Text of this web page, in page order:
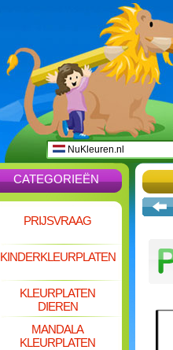
NuKleuren.nl
CATEGORIEËN
PRIJSVRAAG
KINDERKLEURPLATEN
KLEURPLATEN
DIEREN
MANDALA
KLEURPLATEN